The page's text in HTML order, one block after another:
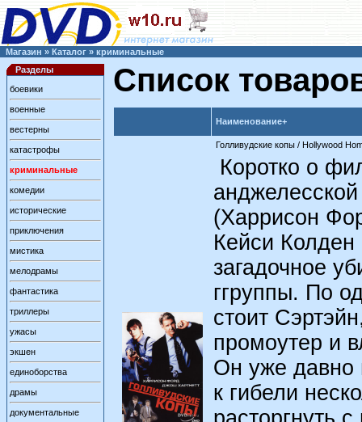
Магазин » Каталог » криминальные
Разделы
боевики
военные
вестерны
катастрофы
криминальные
комедии
исторические
приключения
мистика
мелодрамы
фантастика
триллеры
ужасы
экшен
единоборства
драмы
документальные
Список
Наименование+
Голливудские копы / Hollywood
Коротко о
(Харрисон
Кейси
загадочное
ггруппы. По
стоит
промоутер и
Он уже давно
к гибели